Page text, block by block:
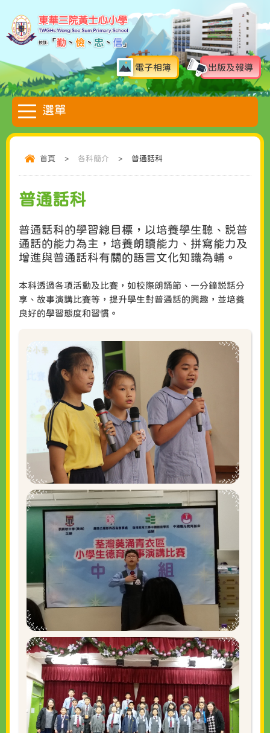
電子相簿 出版及報導
首頁 > 各科簡介 > 普通話科
普通話科
普通話科的學習總目標，以培養學生聽、説普
通話的能力為主，培養朗讀能力、拼寫能力及
增進與普通話科有關的語言文化知識為輔。
本科透過各項活動及比賽，如校際朗誦節、一分鐘説話分
享、故事演講比賽等，提升學生對普通話的興趣，並培養
良好的學習態度和習慣。